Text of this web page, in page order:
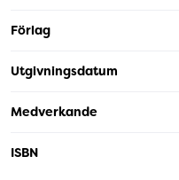
Förlag
Utgivningsdatum
Medverkande
ISBN